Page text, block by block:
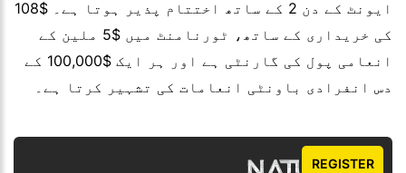
ایونٹ کے دن 2 کے ساتھ اختتام پذیر ہوتا ہے۔ $108
کی خریداری کے ساتھ، ٹورنامنٹ میں $5 ملین کے
انعامی پول کی گارنٹی ہے اور ہر ایک $100,000 کے
دس انفرادی باونٹی انعامات کی تشہیر کرتا ہے۔
REGISTER